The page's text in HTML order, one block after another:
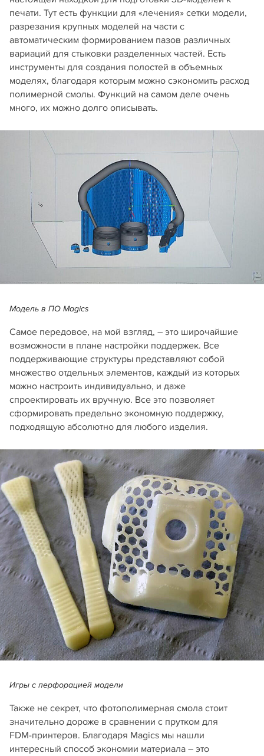
печати. Тут есть функции для «лечения» сетки модели,
разрезания крупных моделей на части с
автоматическим формированием пазов различных
вариаций для стыковки разделенных частей. Есть
инструменты для создания полостей в объемных
моделях, благодаря которым можно сэкономить расход
полимерной смолы. Функций на самом деле очень
много, их можно долго описывать.
Модель в ПО Magics
Самое передовое, на мой взгляд, – это широчайшие
возможности в плане настройки поддержек. Все
поддерживающие структуры представляют собой
множество отдельных элементов, каждый из которых
можно настроить индивидуально, и даже
спроектировать их вручную. Все это позволяет
сформировать предельно экономную поддержку,
подходящую абсолютно для любого изделия.
Игры с перфорацией модели
Также не секрет, что фотополимерная смола стоит
значительно дороже в сравнении с прутком для
FDM‑принтеров. Благодаря Magics мы нашли
интересный способ экономии материала – это